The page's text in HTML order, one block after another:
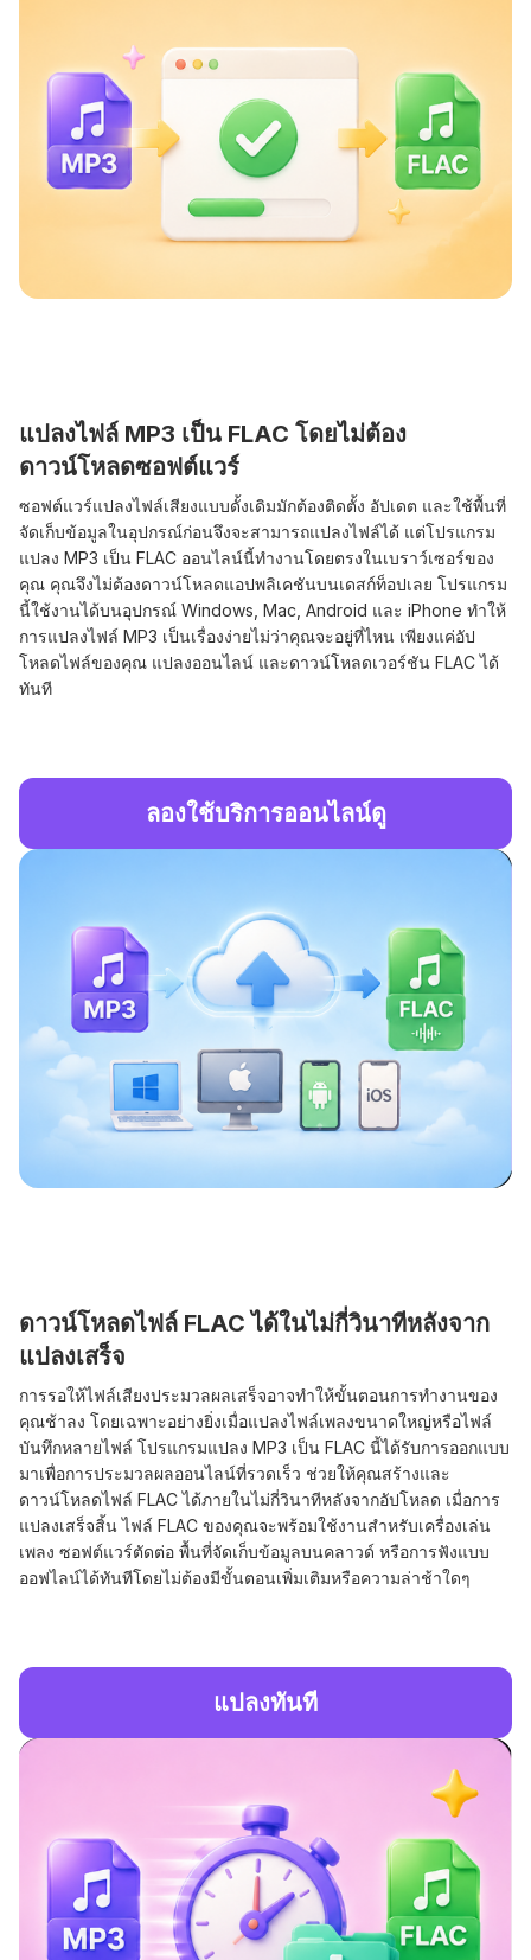
แปลงไฟล์ MP3 เป็น FLAC โดยไม่ต้อง
ดาวน์โหลดซอฟต์แวร์
ซอฟต์แวร์แปลงไฟล์เสียงแบบดั้งเดิมมักต้องติดตั้ง อัปเดต และใช้พื้นที่
จัดเก็บข้อมูลในอุปกรณ์ก่อนจึงจะสามารถแปลงไฟล์ได้ แต่โปรแกรม
แปลง MP3 เป็น FLAC ออนไลน์นี้ทำงานโดยตรงในเบราว์เซอร์ของ
คุณ คุณจึงไม่ต้องดาวน์โหลดแอปพลิเคชันบนเดสก์ท็อปเลย โปรแกรม
นี้ใช้งานได้บนอุปกรณ์ Windows, Mac, Android และ iPhone ทำให้
การแปลงไฟล์ MP3 เป็นเรื่องง่ายไม่ว่าคุณจะอยู่ที่ไหน เพียงแค่อัป
โหลดไฟล์ของคุณ แปลงออนไลน์ และดาวน์โหลดเวอร์ชัน FLAC ได้
ทันที
ลองใช้บริการออนไลน์ดู
ดาวน์โหลดไฟล์ FLAC ได้ในไม่กี่วินาทีหลังจาก
แปลงเสร็จ
การรอให้ไฟล์เสียงประมวลผลเสร็จอาจทำให้ขั้นตอนการทำงานของ
คุณช้าลง โดยเฉพาะอย่างยิ่งเมื่อแปลงไฟล์เพลงขนาดใหญ่หรือไฟล์
บันทึกหลายไฟล์ โปรแกรมแปลง MP3 เป็น FLAC นี้ได้รับการออกแบบ
มาเพื่อการประมวลผลออนไลน์ที่รวดเร็ว ช่วยให้คุณสร้างและ
ดาวน์โหลดไฟล์ FLAC ได้ภายในไม่กี่วินาทีหลังจากอัปโหลด เมื่อการ
แปลงเสร็จสิ้น ไฟล์ FLAC ของคุณจะพร้อมใช้งานสำหรับเครื่องเล่น
เพลง ซอฟต์แวร์ตัดต่อ พื้นที่จัดเก็บข้อมูลบนคลาวด์ หรือการฟังแบบ
ออฟไลน์ได้ทันทีโดยไม่ต้องมีขั้นตอนเพิ่มเติมหรือความล่าช้าใดๆ
แปลงทันที